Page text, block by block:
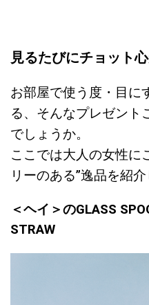
見るたびにチョット
お部屋で使う度・目に
る、そんなプレゼント
でしょうか。
ここでは大人の女性に
リーのある”逸品を紹介
＜ヘイ＞のGLASS
STRAW